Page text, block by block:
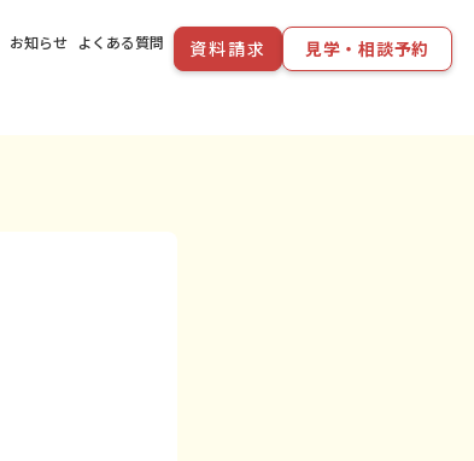
お知らせ よくある質問 資料請求 見学・相談予約